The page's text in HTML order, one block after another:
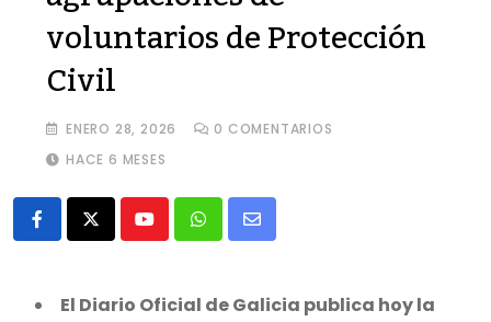
voluntarios de Protección
Civil
ENERO 28, 2026 0 COMENTARIOS
HACE 6 MESES
YoutubeWhatsapp
Share
Email
El Diario Oficial de Galicia publica hoy la